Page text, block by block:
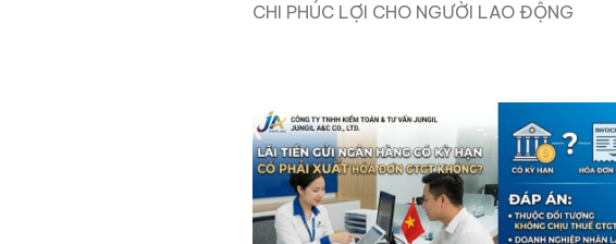
CHI PHÚC LỢI CHO NGƯỜI LAO ĐỘNG